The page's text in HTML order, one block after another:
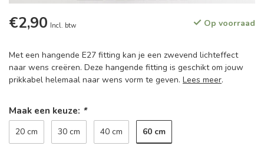
€2,90 Incl. btw Op voorraad
Met een hangende E27 fitting kan je een zwevend lichteffect
naar wens creëren. Deze hangende fitting is geschikt om jouw
prikkabel helemaal naar wens vorm te geven. Lees meer.
Maak een keuze: *
20 cm 30 cm 40 cm 60 cm